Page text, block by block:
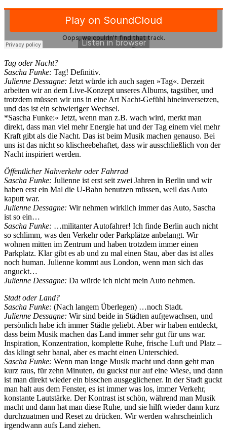
Tag oder Nacht?
Sascha Funke: Tag! Definitiv.
Julienne Dessagne: Jetzt würde ich auch sagen »Tag«. Derzeit
arbeiten wir an dem Live-Konzept unseres Albums, tagsüber, und
trotzdem müssen wir uns in eine Art Nacht-Gefühl hineinversetzen,
und das ist ein schwieriger Wechsel.
*Sascha Funke:« Jetzt, wenn man z.B. wach wird, merkt man
direkt, dass man viel mehr Energie hat und der Tag einem viel mehr
Kraft gibt als die Nacht. Das ist beim Musik machen genauso. Bei
uns ist das nicht so klischeebehaftet, dass wir ausschließlich von der
Nacht inspiriert werden.
Öffentlicher Nahverkehr oder Fahrrad
Sascha Funke: Julienne ist erst seit zwei Jahren in Berlin und wir
haben erst ein Mal die U-Bahn benutzen müssen, weil das Auto
kaputt war.
Julienne Dessagne: Wir nehmen wirklich immer das Auto, Sascha
ist so ein…
Sascha Funke: …militanter Autofahrer! Ich finde Berlin auch nicht
so schlimm, was den Verkehr oder Parkplätze anbelangt. Wir
wohnen mitten im Zentrum und haben trotzdem immer einen
Parkplatz. Klar gibt es ab und zu mal einen Stau, aber das ist alles
noch human. Julienne kommt aus London, wenn man sich das
anguckt…
Julienne Dessagne: Da würde ich nicht mein Auto nehmen.
Stadt oder Land?
Sascha Funke: (Nach langem Überlegen) …noch Stadt.
Julienne Dessagne: Wir sind beide in Städten aufgewachsen, und
persönlich habe ich immer Städte geliebt. Aber wir haben entdeckt,
dass beim Musik machen das Land immer sehr gut für uns war.
Inspiration, Konzentration, komplette Ruhe, frische Luft und Platz –
das klingt sehr banal, aber es macht einen Unterschied.
Sascha Funke: Wenn man lange Musik macht und dann geht man
kurz raus, für zehn Minuten, du guckst nur auf eine Wiese, und dann
ist man direkt wieder ein bisschen ausgeglichener. In der Stadt guckt
man halt aus dem Fenster, es ist immer was los, immer Verkehr,
konstante Lautstärke. Der Kontrast ist schön, während man Musik
macht und dann hat man diese Ruhe, und sie hilft wieder dann kurz
durchzuatmen und Reset zu drücken. Wir werden wahrscheinlich
irgendwann aufs Land ziehen.